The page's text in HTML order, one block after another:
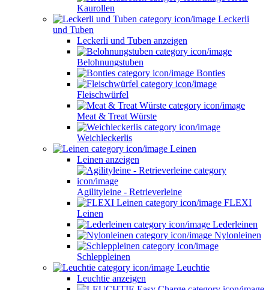
Kaurollen
Leckerli
und Tuben
Leckerli und Tuben anzeigen
Belohnungstuben
Bonties
Fleischwürfel
Meat & Treat Würste
Weichleckerlis
Leinen
Leinen anzeigen
Agilityleine - Retrieverleine
FLEXI
Leinen
Lederleinen
Nylonleinen
Schleppleinen
Leuchtie
Leuchtie anzeigen